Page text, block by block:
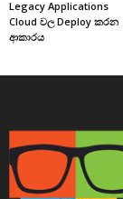
Legacy Applications
Cloud වල Deploy කරන
ආකාරය